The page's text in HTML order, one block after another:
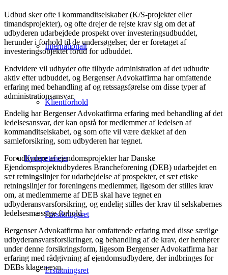
Internationalt
Klientforhold
Kompetencer
Forsikringsret
Erstatningsret
Udbud sker ofte i kommanditselskaber (K/S-projekter eller
timandsprojekter), og ofte drejer de rejste krav sig om det af
udbyderen udarbejdede prospekt over investeringsudbuddet,
herunder i forhold til de undersøgelser, der er foretaget af
investeringsobjektet forud for udbuddet.
Endvidere vil udbyder ofte tilbyde administration af det udbudte
aktiv efter udbuddet, og Bergenser Advokatfirma har omfattende
erfaring med behandling af og retssagsførelse om disse typer af
administrationsansvar.
Endelig har Bergenser Advokatfirma erfaring med behandling af det
ledelsesansvar, der kan opstå for medlemmer af ledelsen af
kommanditselskabet, og som ofte vil være dækket af den
samleforsikring, som udbyderen har tegnet.
For udbydere af ejendomsprojekter har Danske
Ejendomsprojektudbyderes Brancheforening (DEB) udarbejdet en
sæt retningslinjer for udarbejdelse af prospekter, et sæt etiske
retningslinjer for foreningens medlemmer, ligesom der stilles krav
om, at medlemmerne af DEB skal have tegnet en
udbyderansvarsforsikring, og endelig stilles der krav til selskabernes
ledelsesmæssige forhold.
Bergenser Advokatfirma har omfattende erfaring med disse særlige
udbyderansvarsforsikringer, og behandling af de krav, der henhører
under denne forsikringsform, ligesom Bergenser Advokatfirma har
erfaring med rådgivning af ejendomsudbydere, der indbringes for
DEBs klagenævn.